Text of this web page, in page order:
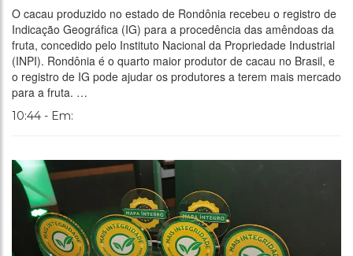
O cacau produzido no estado de Rondônia recebeu o registro de
Indicação Geográfica (IG) para a procedência das amêndoas da
fruta, concedido pelo Instituto Nacional da Propriedade Industrial
(INPI). Rondônia é o quarto maior produtor de cacau no Brasil, e
o registro de IG pode ajudar os produtores a terem mais mercado
para a fruta. …
10:44 - Em: